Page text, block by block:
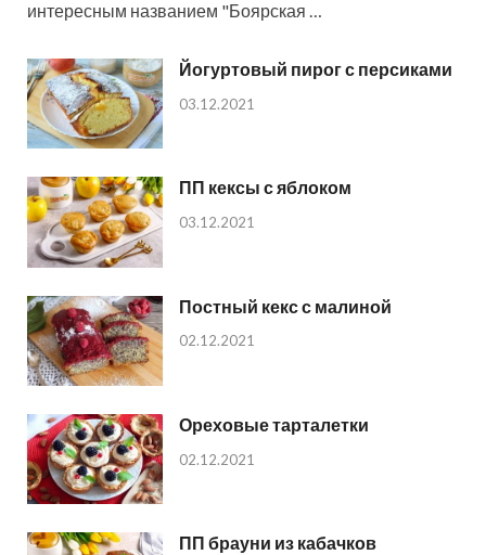
интересным названием "Боярская …
Йогуртовый пирог с персиками
03.12.2021
ПП кексы с яблоком
03.12.2021
Постный кекс с малиной
02.12.2021
Ореховые тарталетки
02.12.2021
ПП брауни из кабачков